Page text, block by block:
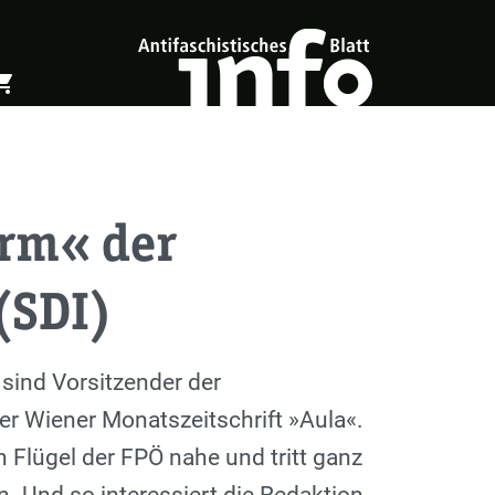
Warenkorb öffnen
der
Vorsitzender der
Wiener Monatszeitschrift »Aula«.
der FPÖ nahe und tritt ganz